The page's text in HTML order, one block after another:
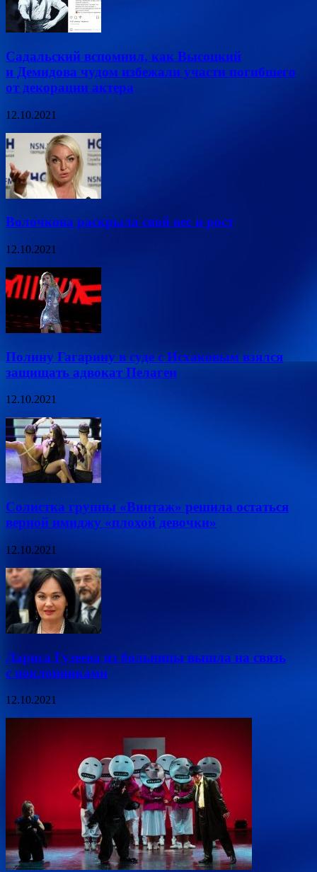
Садальский вспомнил, как Высоцкий
и Демидова чудом избежали участи погибшего
от декорации актера
12.10.2021
Волочкова раскрыла свой вес и рост
12.10.2021
Полину Гагарину в суде с Исхаковым взялся
защищать адвокат Пелагеи
12.10.2021
Солистка группы «Винтаж» решила остаться
верной имиджу «плохой девочки»
12.10.2021
Лариса Гузеева из больницы вышла на связь
с поклонниками
12.10.2021